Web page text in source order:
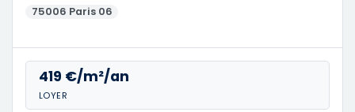
75006 Paris 06
419 €/m²/an
LOYER